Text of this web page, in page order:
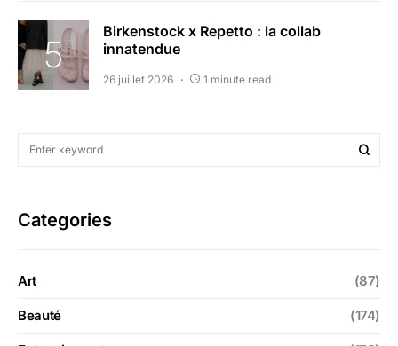
Birkenstock x Repetto : la collab
innatendue
26 juillet 2026 1 minute read
Categories
Art (87)
Beauté (174)